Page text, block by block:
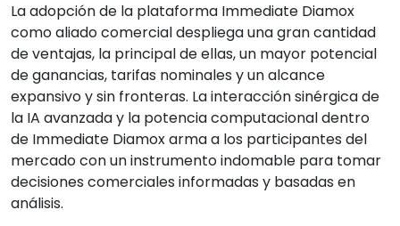
La adopción de la plataforma Immediate Diamox
como aliado comercial despliega una gran cantidad
de ventajas, la principal de ellas, un mayor potencial
de ganancias, tarifas nominales y un alcance
expansivo y sin fronteras. La interacción sinérgica de
la IA avanzada y la potencia computacional dentro
de Immediate Diamox arma a los participantes del
mercado con un instrumento indomable para tomar
decisiones comerciales informadas y basadas en
análisis.